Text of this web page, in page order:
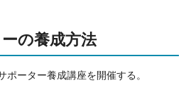
の養成方法
ポーター養成講座を開催する。